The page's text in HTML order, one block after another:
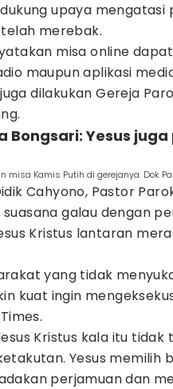
upaya mengatasi
merebak.
misa online
maupun aplikasi
dilakukan Gereja
Bongsari: Yesus
misa Kamis Putih di gerejanya. Dok
Cahyono, Pastor
galau dengan
Kristus lantaran
yang tidak
kuat ingin
Kristus kala itu
Yesus memilih
perjamuan dan